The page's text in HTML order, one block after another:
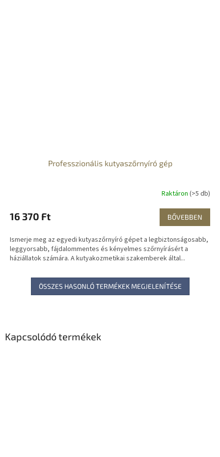
Kapcsolódó termékek
Professzionális kutyaszőrnyíró gép
Raktáron (>5 db)
16 370 Ft BŐVEBBEN
Ismerje meg az egyedi kutyaszőrnyíró gépet a legbiztonságosabb,
leggyorsabb, fájdalommentes és kényelmes szőrnyírásért a
háziállatok számára. A kutyakozmetikai szakemberek által...
ÖSSZES HASONLÓ TERMÉKEK MEGJELENÍTÉSE